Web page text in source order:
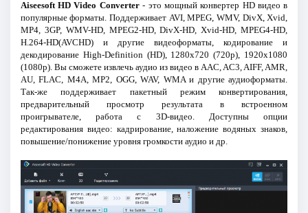
Aiseesoft HD Video Converter- это мощный конвертер HD видео в
популярные форматы. Поддерживает AVI, MPEG, WMV, DivX, Xvid,
MP4, 3GP, WMV-HD, MPEG2-HD, DivX-HD, Xvid-HD, MPEG4-HD,
H.264-HD(AVCHD) и другие видеоформаты, кодирование и
декодирование High-Definition (HD), 1280x720 (720p), 1920x1080
(1080p). Вы сможете извлечь аудио из видео в AAC, AC3, AIFF, AMR,
AU, FLAC, M4A, MP2, OGG, WAV, WMA и другие аудиоформаты.
Так-же поддерживает пакетный режим конвертирования,
предварительный просмотр результата в встроенном
проигрывателе, работа с 3D-видео. Доступны опции
редактирования видео: кадрирование, наложение водяных знаков,
повышение/понижение уровня громкости аудио и др.